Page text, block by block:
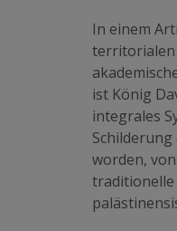
In einem
territorialen
ist König
integrales
worden,
traditionelle